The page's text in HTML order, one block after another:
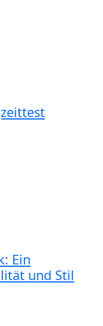
Ein
und Stil